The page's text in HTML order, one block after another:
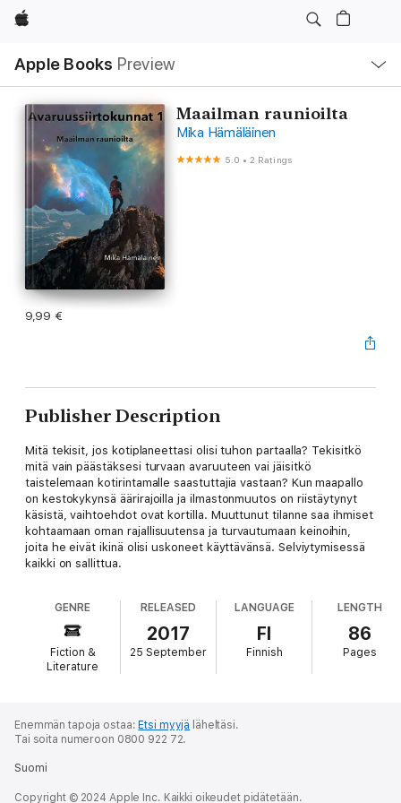
Apple
Apple Books Preview
Nav
Open
Menu
Maailman raunioilta
Mika Hämäläinen
5.0 •2 Ratings
9,99 €
Publisher Description
Mitä tekisit, jos kotiplaneettasi olisi tuhon partaalla? Tekisitkö
mitä vain päästäksesi turvaan avaruuteen vai jäisitkö
taistelemaan kotirintamalle saastuttajia vastaan? Kun maapallo
on kestokykynsä äärirajoilla ja ilmastonmuutos on riistäytynyt
käsistä, vaihtoehdot ovat kortilla. Muuttunut tilanne saa ihmiset
kohtaamaan oman rajallisuutensa ja turvautumaan keinoihin,
joita he eivät ikinä olisi uskoneet käyttävänsä. Selviytymisessä
kaikki on sallittua.
GENRE
Fiction &
Literature
RELEASED
2017
25 September
LANGUAGE
FI
Finnish
LENGTH
86
Pages
Enemmän tapoja ostaa: Etsi myyjä läheltäsi.
Tai soita numeroon 0800 922 72.
Suomi
Copyright © 2024 Apple Inc. Kaikki oikeudet pidätetään.